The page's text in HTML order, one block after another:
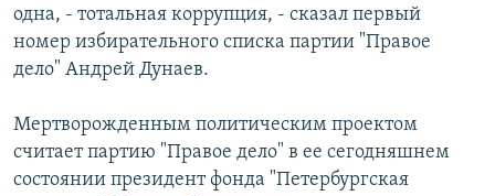
одна, - тотальная коррупция, - сказал первый
номер избирательного списка партии "Правое
дело" Андрей Дунаев.
Мертворожденным политическим проектом
считает партию "Правое дело" в ее сегодняшнем
состоянии президент фонда "Петербургская